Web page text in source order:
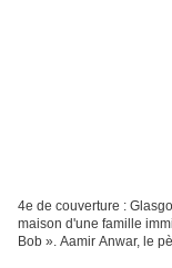
4e de couverture :
maison d'une famille
Bob ». Aamir Anwar, le